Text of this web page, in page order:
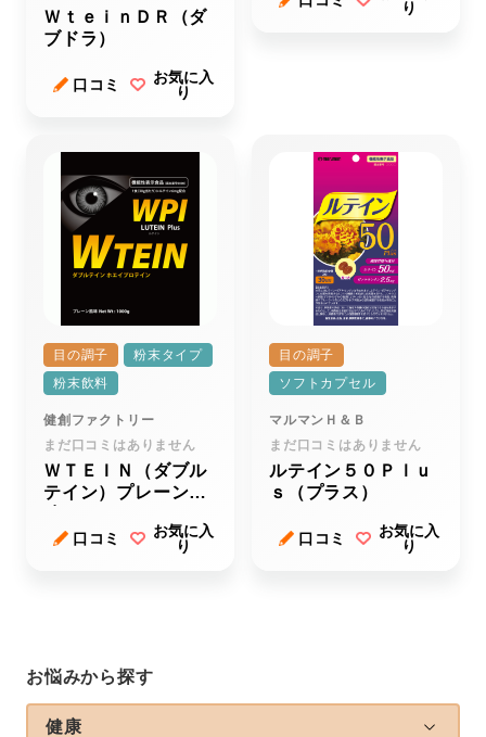
お悩みから探す
健康
ＷｔｅｉｎＤＲ（ダ
ブドラ）
口コミ
お気に入
り
り
目の調子
粉末タイプ
粉末飲料
健創ファクトリー
まだ口コミはありません
ＷＴＥＩＮ（ダブル
テイン）プレーン風
口コミ
お気に入
り
目の調子
ソフトカプセル
マルマンＨ＆Ｂ
まだ口コミはありません
ルテイン５０Ｐｌｕ
ｓ（プラス）
口コミ
お気に入
り